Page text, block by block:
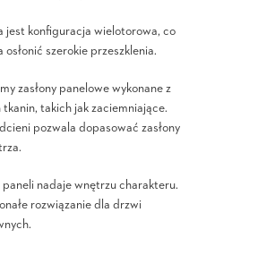
jest konfiguracja wielotorowa, co
osłonić szerokie przeszklenia.
zasłony panelowe wykonane z
tkanin, takich jak zaciemniające.
pozwala dopasować zasłony
paneli nadaje wnętrzu charakteru.
rozwiązanie dla drzwi